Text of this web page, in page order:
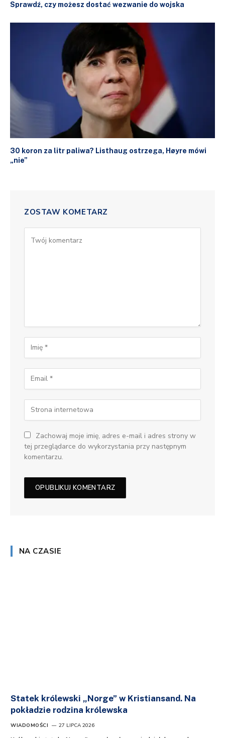
Sprawdź, czy możesz dostać wezwanie do wojska
30 koron za litr paliwa? Listhaug ostrzega, Høyre mówi
„nie”
ZOSTAW KOMETARZ
Zachowaj moje imię, adres e-mail i adres strony w
tej przeglądarce do wykorzystania przy następnym
komentarzu.
NA CZASIE
Statek królewski „Norge” w Kristiansand. Na
pokładzie rodzina królewska
WIADOMOŚCI 27 LIPCA 2026